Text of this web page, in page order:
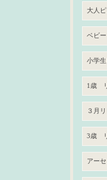
大人ピ
ベビ
小学
1歳
３月
3歳
アー